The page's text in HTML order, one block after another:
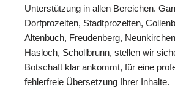
Unterstützung in allen Bereichen.
Dorfprozelten, Stadtprozelten,
Altenbuch, Freudenberg,
Hasloch, Schollbrunn, stellen wir
Botschaft klar ankommt, für eine
fehlerfreie Übersetzung Ihrer Inhalte.